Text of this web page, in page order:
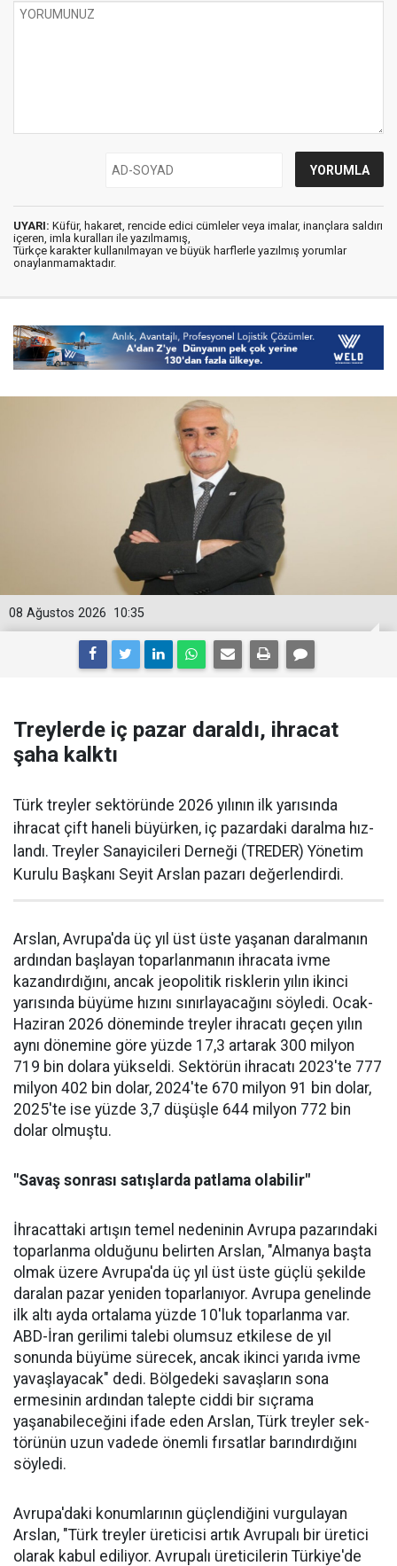
UYARI: Küfür, hakaret, rencide edici cümleler veya imalar, inançlara saldırı
içeren, imla kuralları ile yazılmamış,
Türkçe karakter kullanılmayan ve büyük harflerle yazılmış yorumlar
onaylanmamaktadır.
10:35
08 Ağustos 2026
Treylerde iç pazar daraldı, ihracat
şaha kalktı
Türk treyler sektöründe 2026 yılının ilk yarısın­da
ihracat çift haneli bü­yürken, iç pazardaki daralma hız­
landı. Treyler Sanayicileri Der­neği (TREDER) Yönetim
Kurulu Başkanı Seyit Arslan pazarı değerlendirdi.
Arslan, Avrupa'da üç yıl üst üste yaşanan daralma­nın
ardından başlayan toparlan­manın ihracata ivme
kazandır­dığını, ancak jeopolitik riskle­rin yılın ikinci
yarısında büyüme hızını sınırlayacağını söyledi. Ocak-
Haziran 2026 döneminde treyler ihracatı geçen yılın
aynı dönemine göre yüzde 17,3 artarak 300 milyon
719 bin dolara yüksel­di. Sektörün ihracatı 2023'te 777
milyon 402 bin dolar, 2024'te 670 milyon 91 bin dolar,
2025'te ise yüzde 3,7 düşüşle 644 milyon 772 bin
dolar olmuştu.
"Savaş sonrası satışlarda patlama olabilir"
İhracattaki artışın temel nede­ninin Avrupa pazarındaki
topar­lanma olduğunu belirten Arslan, "Almanya başta
olmak üzere Av­rupa'da üç yıl üst üste güçlü şe­kilde
daralan pazar yeniden to­parlanıyor. Avrupa genelinde
ilk altı ayda ortalama yüzde 10'luk toparlanma var.
ABD-İran geri­limi talebi olumsuz etkilese de yıl
sonunda büyüme sürecek, ancak ikinci yarıda ivme
yavaşlayacak" dedi. Bölgedeki savaşların sona
ermesinin ardından talepte ciddi bir sıçrama
yaşanabileceğini ifa­de eden Arslan, Türk treyler sek­
törünün uzun vadede önemli fır­satlar barındırdığını
söyledi.
Avrupa'daki konumlarının güçlendiğini vurgulayan
Arslan, "Türk treyler üreticisi artık Avru­palı bir üretici
ola­rak kabul ediliyor. Avrupalı üreticile­rin Türkiye'de